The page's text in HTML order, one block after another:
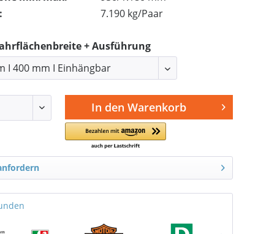
7.190 kg/Paar
+ Ausführung
In den Warenkorb